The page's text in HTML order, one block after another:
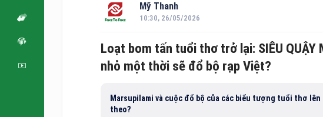
Mỹ Thanh
10:30, 26/05/2026
Loạt bom tấn tuổi thơ trở lại: SIÊU QUẬY
nhỏ một thời sẽ đổ bộ rạp Việt?
Marsupilami và cuộc đổ bộ của các biểu tượng tuổi thơ
theo?